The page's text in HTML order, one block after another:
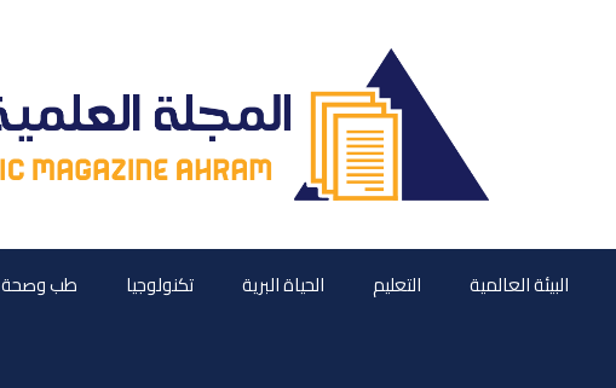
طب وصحة تكنولوجيا الحياة البرية التعليم البيئة العالمية